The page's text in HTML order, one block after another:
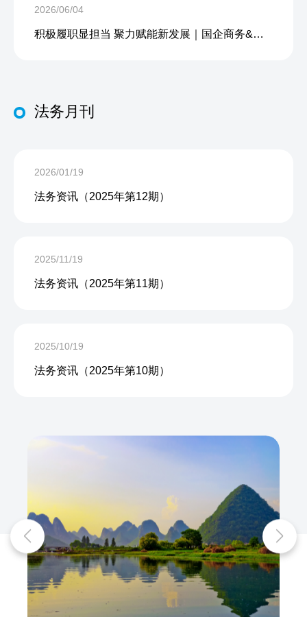
2026/06/04
积极履职显担当 聚力赋能新发展｜国企商务&中企人力出席上海现代服务业联合会第五届会员大会第三次会议暨2026服务业高质量发展大会
法务月刊
2026/01/19
法务资讯（2025年第12期）
2025/11/19
法务资讯（2025年第11期）
2025/10/19
法务资讯（2025年第10期）